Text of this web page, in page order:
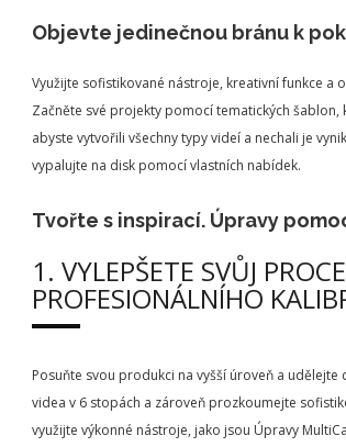
Objevte jedinečnou bránu k
Využijte sofistikované nástroje, kreativní funkce a
Začněte své projekty pomocí tematických
abyste vytvořili všechny typy videí a nechali je
vypalujte na disk pomocí vlastních nabídek.
Tvořte s inspirací. Úpravy
1. VYLEPŠETE SVŮJ
PROFESIONÁLNÍHO
Posuňte svou produkci na vyšší úroveň a
videa v 6 stopách a zároveň prozkoumejte
využijte výkonné nástroje, jako jsou Úpravy